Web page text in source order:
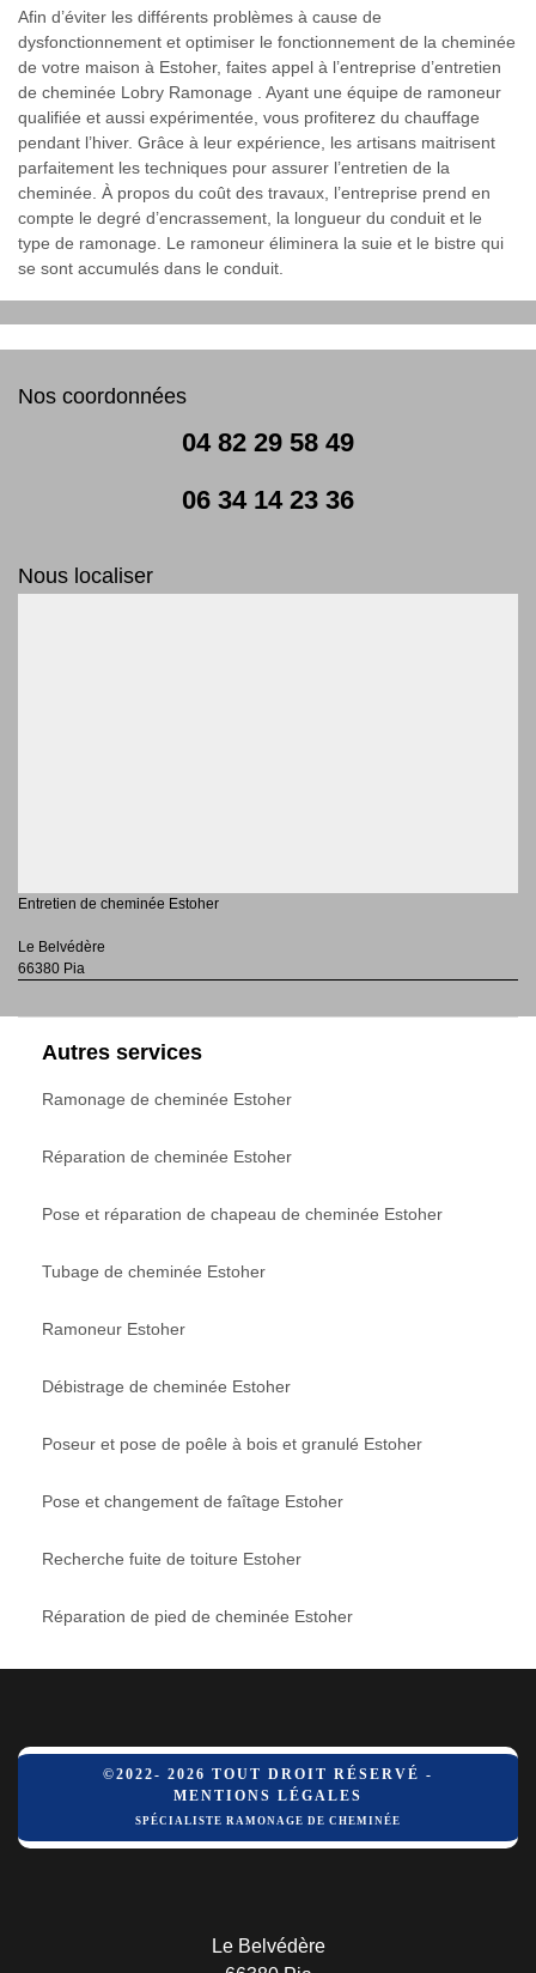
Afin d’éviter les différents problèmes à cause de
dysfonctionnement et optimiser le fonctionnement de la cheminée
de votre maison à Estoher, faites appel à l’entreprise d’entretien
de cheminée Lobry Ramonage . Ayant une équipe de ramoneur
qualifiée et aussi expérimentée, vous profiterez du chauffage
pendant l’hiver. Grâce à leur expérience, les artisans maitrisent
parfaitement les techniques pour assurer l’entretien de la
cheminée. À propos du coût des travaux, l’entreprise prend en
compte le degré d’encrassement, la longueur du conduit et le
type de ramonage. Le ramoneur éliminera la suie et le bistre qui
se sont accumulés dans le conduit.
Nos coordonnées
04 82 29 58 49
06 34 14 23 36
Nous localiser
Entretien de cheminée Estoher
Le Belvédère
66380 Pia
Autres services
Ramonage de cheminée Estoher
Réparation de cheminée Estoher
Pose et réparation de chapeau de cheminée Estoher
Tubage de cheminée Estoher
Ramoneur Estoher
Débistrage de cheminée Estoher
Poseur et pose de poêle à bois et granulé Estoher
Pose et changement de faîtage Estoher
Recherche fuite de toiture Estoher
Réparation de pied de cheminée Estoher
©2022- 2026 TOUT DROIT RÉSERVÉ -
MENTIONS LÉGALES
SPÉCIALISTE RAMONAGE DE CHEMINÉE
Le Belvédère